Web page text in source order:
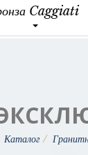
Caggiati
Каталог